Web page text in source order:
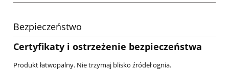
Bezpieczeństwo
Certyfikaty i ostrzeżenie bezpieczeństwa
Produkt łatwopalny. Nie trzymaj blisko źródeł ognia.